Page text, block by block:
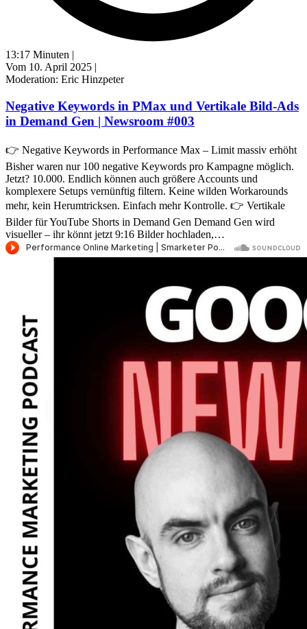
13:17 Minuten |
Vom 10. April 2025 |
Moderation: Eric Hinzpeter
Negative Keywords in PMax und Vertikale Bild-Ads
in Demand Gen | Newsroom #003
👉 Negative Keywords in Performance Max – Limit massiv erhöht
Bisher waren nur 100 negative Keywords pro Kampagne möglich.
Jetzt? 10.000. Endlich können auch größere Accounts und
komplexere Setups vernünftig filtern. Keine wilden Workarounds
mehr, kein Herumtricksen. Einfach mehr Kontrolle. 👉 Vertikale
Bilder für YouTube Shorts in Demand Gen Demand Gen wird
visueller – ihr könnt jetzt 9:16 Bilder hochladen,…